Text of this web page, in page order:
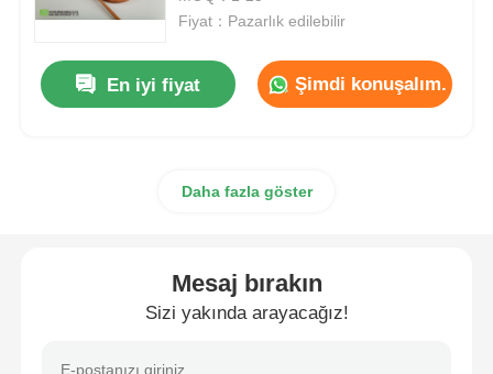
MSM Toptan Satış
Fiyat：Pazarlık edilebilir
En iyi fiyat Şimdi konuşalım.
Daha fazla göster
Mesaj bırakın
Sizi yakında arayacağız!